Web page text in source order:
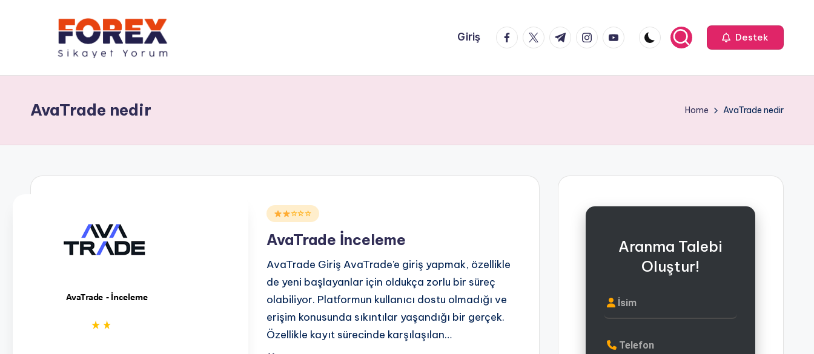
Giriş facebook.com
twitter.com
t.me instagram.com
youtube.com Destek
AvaTrade nedir Home AvaTrade nedir
Posted☆☆☆
AvaTrade İnceleme
AvaTrade Giriş AvaTrade’e giriş yapmak, özellikle
de yeni başlayanlar için oldukça zorlu bir süreç
olabiliyor. Platformun kullanıcı dostu olmadığı ve
erişim konusunda sıkıntılar yaşandığı bir gerçek.
Özellikle kayıt sürecinde karşılaşılan…
Aranma Talebi
Oluştur!
İsim
Telefon